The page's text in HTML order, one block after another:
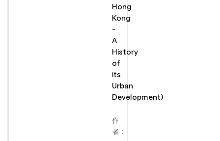
Hong
Kong
–
A
History
of
its
Urban
Development)
作
者：